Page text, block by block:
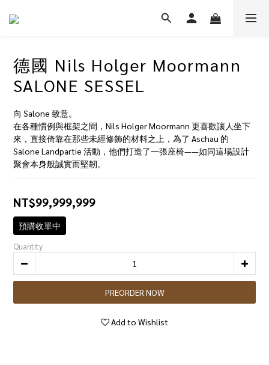
德國 Nils Holger Moormann
SALONE SESSEL
向 Salone 致意。
在各種慣例與框架之間，Nils Holger Moormann 更喜歡讓人坐下
來，直接倚靠在那些未經修飾的材料之上，為了 Aschau 的
Salone Landpartie 活動，他們打造了一張座椅——如同這場設計
聚會本身般誠實而堅韌。
NT$99,999,999
預購收單中
Quantity
PREORDER NOW
Add to Wishlist